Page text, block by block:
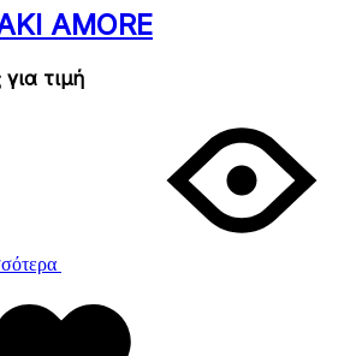
AMORE
τιμή